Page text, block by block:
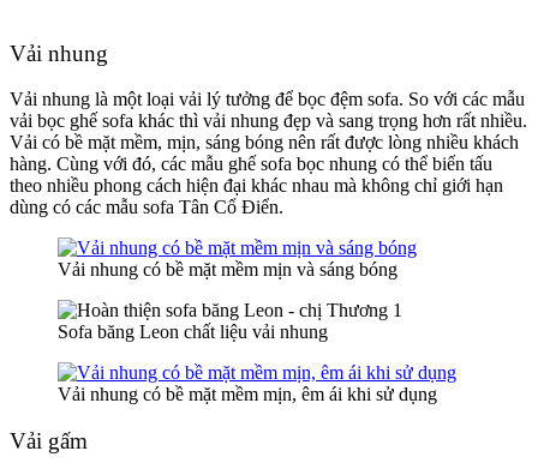
Vải nhung
Vải nhung là một loại vải lý tưởng để bọc đệm sofa. So với các mẫu
vải bọc ghế sofa khác thì vải nhung đẹp và sang trọng hơn rất nhiều.
Vải có bề mặt mềm, mịn, sáng bóng nên rất được lòng nhiều khách
hàng. Cùng với đó, các mẫu ghế sofa bọc nhung có thể biến tấu
theo nhiều phong cách hiện đại khác nhau mà không chỉ giới hạn
dùng có các mẫu sofa Tân Cổ Điển.
Vải nhung có bề mặt mềm mịn và sáng bóng
Sofa băng Leon chất liệu vải nhung
Vải nhung có bề mặt mềm mịn, êm ái khi sử dụng
Vải gấm